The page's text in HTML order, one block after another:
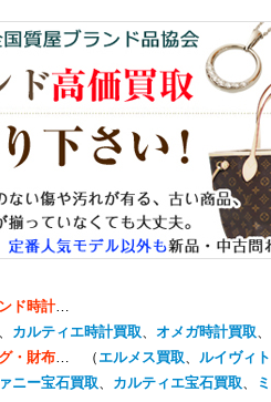
ド時計…
、 カルティエ時計買取、 オメガ時計買取、
・財布… （ エルメス買取、 ルイヴィ
ニー宝石買取、 カルティエ宝石買取、